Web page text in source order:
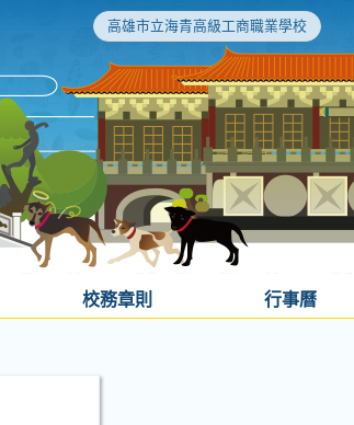
高雄市立海青高級工商職業學校
校務章則 行事曆